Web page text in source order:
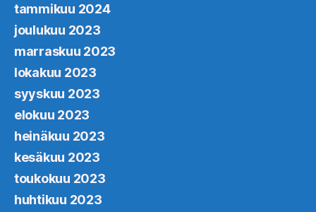
tammikuu 2024
joulukuu 2023
marraskuu 2023
lokakuu 2023
syyskuu 2023
elokuu 2023
heinäkuu 2023
kesäkuu 2023
toukokuu 2023
huhtikuu 2023